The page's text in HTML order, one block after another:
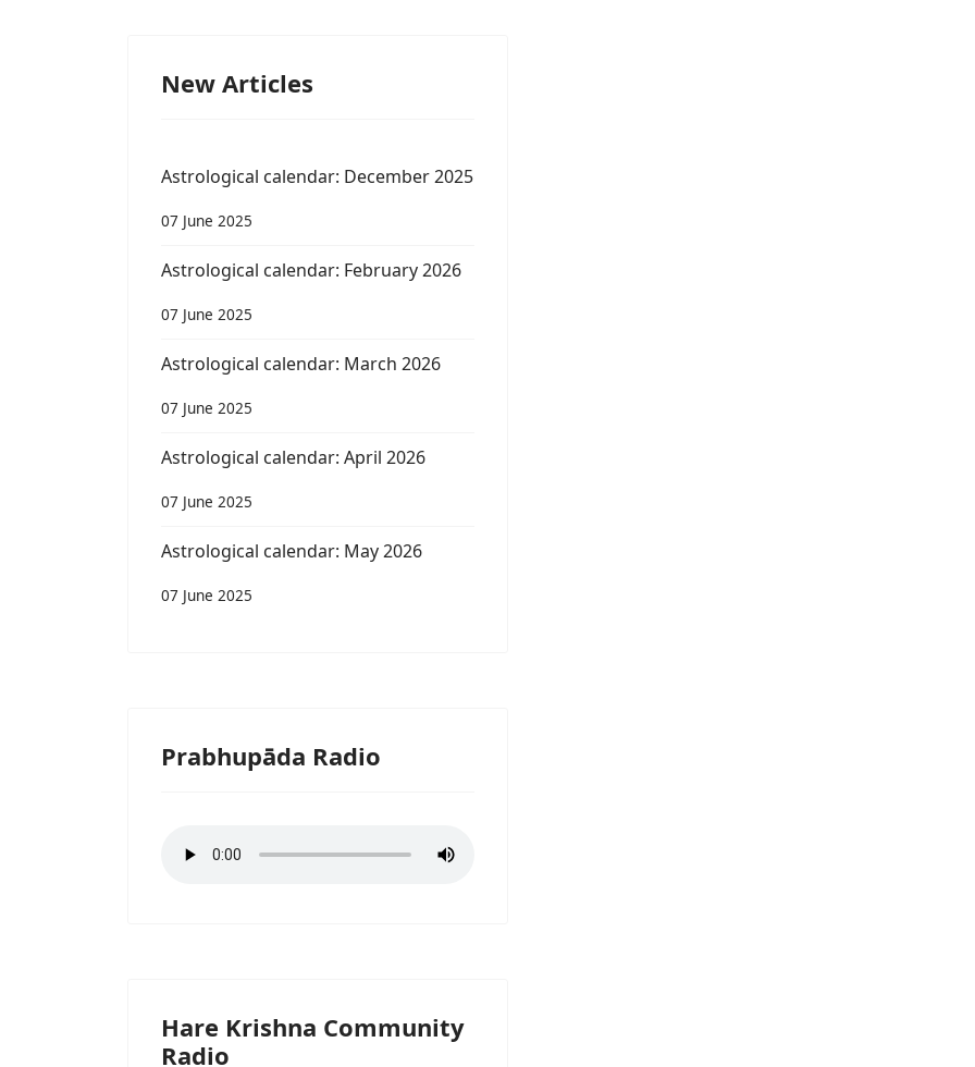
New Articles
Astrological calendar: December 2025
07 June 2025
Astrological calendar: February 2026
07 June 2025
Astrological calendar: March 2026
07 June 2025
Astrological calendar: April 2026
07 June 2025
Astrological calendar: May 2026
07 June 2025
Prabhupāda Radio
Hare Krishna Community
Radio